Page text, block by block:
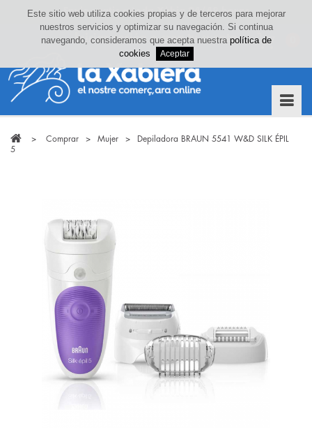
Iniciar sesión o crea tu cuenta
> Comprar > Mujer >
Depiladora BRAUN 5541 W&D SILK ÉPIL
5
Este sitio web utiliza cookies propias y de terceros para mejorar
nuestros servicios y optimizar su navegación. Si continua
navegando, consideramos que acepta nuestra política de
cookies